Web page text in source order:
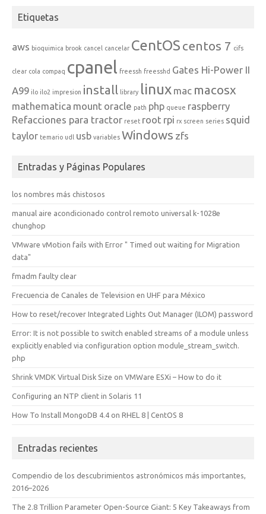
Etiquetas
aws bioquimica brook cancel cancelar CentOS centos 7 cifs
clear cola compaq cpanel freessh freesshd Gates Hi-Power II
A99 ilo ilo2 impresion install library linux mac macosx
mathematica mount oracle path php queue raspberry
Refacciones para tractor reset root rpi rx screen series squid
taylor temario udl usb variables Windows zfs
Entradas y Páginas Populares
los nombres más chistosos
manual aire acondicionado control remoto universal k-1028e
chunghop
VMware vMotion fails with Error " Timed out waiting for Migration
data"
fmadm faulty clear
Frecuencia de Canales de Television en UHF para México
How to reset/recover Integrated Lights Out Manager (ILOM) password
Error: It is not possible to switch enabled streams of a module unless
explicitly enabled via configuration option module_stream_switch.
php
Shrink VMDK Virtual Disk Size on VMWare ESXi – How to do it
Configuring an NTP client in Solaris 11
How To Install MongoDB 4.4 on RHEL 8 | CentOS 8
Entradas recientes
Compendio de los descubrimientos astronómicos más importantes,
2016–2026
The 2.8 Trillion Parameter Open-Source Giant: 5 Key Takeaways from